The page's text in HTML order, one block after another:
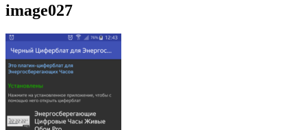
image027